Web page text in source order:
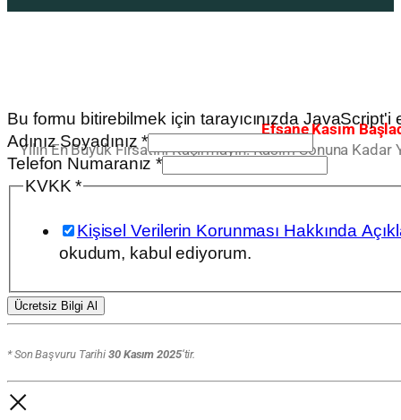
Efsane Kasım
Yılın En Büyük Fırsatını Kaçırmayın. Kasım Sonuna
Bu formu bitirebilmek için tarayıcınızda JavaScript'i
Adınız Soyadınız*
Soyadınız
Telefon
Telefon Numaranız*
KVKK*
Kişisel Verilerin Korunması Hakkında
okudum, kabul ediyorum.
Ücretsiz Bilgi Al
* Son Başvuru Tarihi 30 Kasım 2025‘tir.